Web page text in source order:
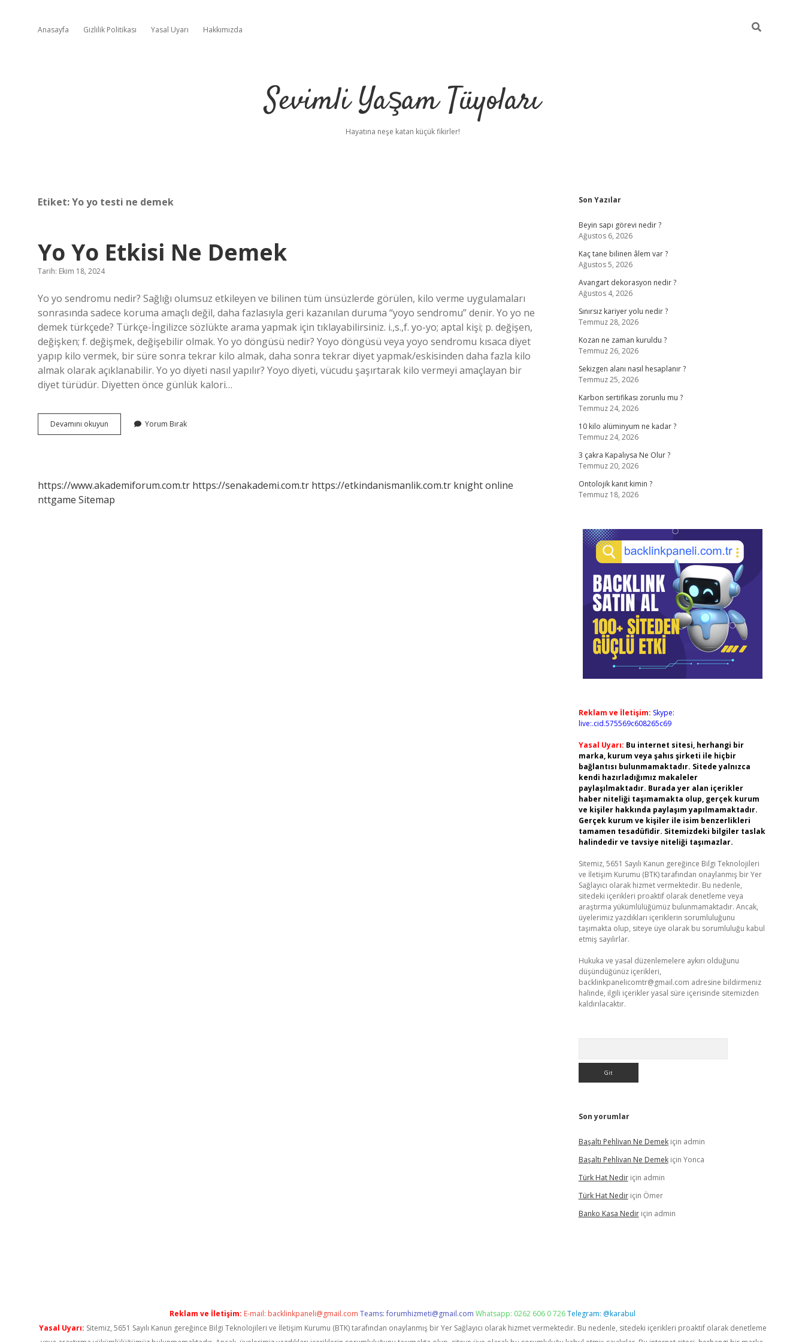
Anasayfa Gizlilik Politikası Yasal Uyarı Hakkımızda
Sevimli Yaşam Tüyoları
Hayatına neşe katan küçük fikirler!
Etiket:Yo yo testi ne demek
Yo Yo Etkisi Ne Demek
Tarih: Ekim 18, 2024
Yo yo sendromu nedir? Sağlığı olumsuz etkileyen ve bilinen tüm ünsüzlerde görülen, kilo verme uygulamaları
sonrasında sadece koruma amaçlı değil, daha fazlasıyla geri kazanılan duruma “yoyo sendromu” denir. Yo yo ne
demek türkçede? Türkçe-İngilizce sözlükte arama yapmak için tıklayabilirsiniz. i.,s.,f. yo-yo; aptal kişi; p. değişen,
değişken; f. değişmek, değişebilir olmak. Yo yo döngüsü nedir? Yoyo döngüsü veya yoyo sendromu kısaca diyet
yapıp kilo vermek, bir süre sonra tekrar kilo almak, daha sonra tekrar diyet yapmak/eskisinden daha fazla kilo
almak olarak açıklanabilir. Yo yo diyeti nasıl yapılır? Yoyo diyeti, vücudu şaşırtarak kilo vermeyi amaçlayan bir
diyet türüdür. Diyetten önce günlük kalori…
Devamını okuyun
Yo
Yorum Bırak
https://www.akademiforum.com.tr https://senakademi.com.tr https://etkindanismanlik.com.tr knight online
nttgame Sitemap
Sidebar
Son Yazılar
Beyin sapı görevi nedir ?
Ağustos 6, 2026
Kaç tane bilinen âlem var ?
Ağustos 5, 2026
Avangart dekorasyon nedir ?
Ağustos 4, 2026
Sınırsız kariyer yolu nedir ?
Temmuz 28, 2026
Kozan ne zaman kuruldu ?
Temmuz 26, 2026
Sekizgen alanı nasıl hesaplanır ?
Temmuz 25, 2026
Karbon sertifikası zorunlu mu ?
Temmuz 24, 2026
10 kilo alüminyum ne kadar ?
Temmuz 24, 2026
3 çakra Kapalıysa Ne Olur ?
Temmuz 20, 2026
Ontolojik kanıt kimin ?
Temmuz 18, 2026
Reklam ve İletişim: Skype:
live:.cid.575569c608265c69
Yasal Uyarı: Bu internet sitesi, herhangi bir
marka, kurum veya şahıs şirketi ile hiçbir
bağlantısı bulunmamaktadır. Sitede yalnızca
kendi hazırladığımız makaleler
paylaşılmaktadır. Burada yer alan içerikler
haber niteliği taşımamakta olup, gerçek kurum
ve kişiler hakkında paylaşım yapılmamaktadır.
Gerçek kurum ve kişiler ile isim benzerlikleri
tamamen tesadüfidir. Sitemizdeki bilgiler taslak
halindedir ve tavsiye niteliği taşımazlar.
Sitemiz, 5651 Sayılı Kanun gereğince Bilgi Teknolojileri
ve İletişim Kurumu (BTK) tarafından onaylanmış bir Yer
Sağlayıcı olarak hizmet vermektedir. Bu nedenle,
sitedeki içerikleri proaktif olarak denetleme veya
araştırma yükümlülüğümüz bulunmamaktadır. Ancak,
üyelerimiz yazdıkları içeriklerin sorumluluğunu
taşımakta olup, siteye üye olarak bu sorumluluğu kabul
etmiş sayılırlar.
Hukuka ve yasal düzenlemelere aykırı olduğunu
düşündüğünüz içerikleri,
backlinkpanelicomtr@gmail.com adresine bildirmeniz
halinde, ilgili içerikler yasal süre içerisinde sitemizden
kaldırılacaktır.
Son yorumlar
Başaltı Pehlivan Ne Demekiçin admin
Başaltı Pehlivan Ne Demekiçin Yonca
Türk Hat Nediriçin admin
Türk Hat Nediriçin Ömer
Banko Kasa Nediriçin admin
Reklam ve İletişim: E-mail: backlinkpaneli@gmail.com Teams:forumhizmeti@gmail.com Whatsapp: 0262 606 0 726Telegram: @karabul
Yasal Uyarı: Sitemiz, 5651 Sayılı Kanun gereğince Bilgi Teknolojileri ve İletişim Kurumu (BTK) tarafından onaylanmış bir Yer Sağlayıcı olarak hizmet vermektedir. Bu nedenle, sitedeki içerikleri proaktif olarak denetleme